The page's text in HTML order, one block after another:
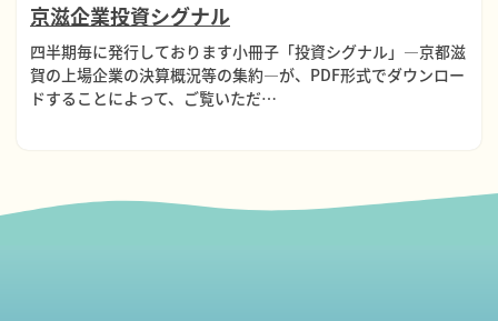
京滋企業投資シグナル
四半期毎に発行しております小冊子「投資シグナル」―京都滋
賀の上場企業の決算概況等の集約―が、PDF形式でダウンロー
ドすることによって、ご覧いただ…